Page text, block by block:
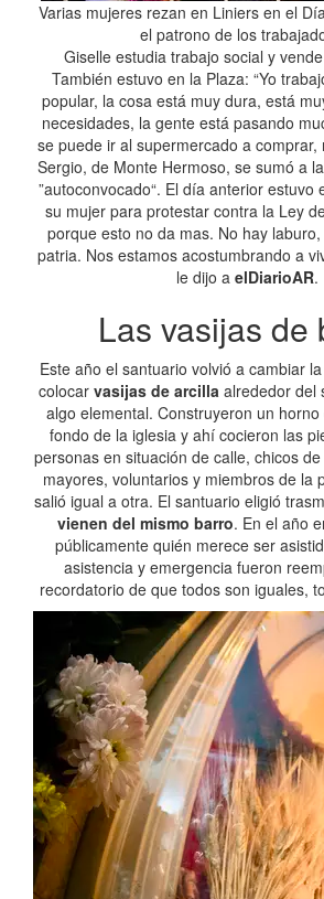
Varias mujeres rezan en Liniers en el
el patrono de los
Giselle estudia trabajo social y
También estuvo en la Plaza: “Yo
popular, la cosa está muy dura, está
necesidades, la gente está pasando
se puede ir al supermercado a comprar,
Sergio, de Monte Hermoso, se sumó a
”autoconvocado“. El día anterior estuvo
su mujer para protestar contra la Ley
porque esto no da mas. No hay
patria. Nos estamos acostumbrando a
le dijo a elDiarioAR.
Las vasijas de
Este año el santuario volvió a cambiar
colocar vasijas de arcillaalrededor del
algo elemental. Construyeron un
fondo de la iglesia y ahí cocieron las
personas en situación de calle, chicos
mayores, voluntarios y miembros de la
salió igual a otra. El santuario eligió
vienen del mismo barro. En el año
públicamente quién merece ser
asistencia y emergencia fueron
recordatorio de que todos son iguales,